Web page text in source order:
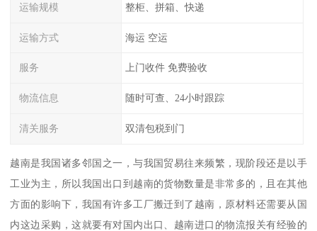
运输规模 整柜、拼箱、快递
运输方式 海运 空运
服务 上门收件 免费验收
物流信息 随时可查、24小时跟踪
清关服务 双清包税到门
越南是我国诸多邻国之一，与我国贸易往来频繁，现阶段还是以手
工业为主，所以我国出口到越南的货物数量是非常多的，且在其他
方面的影响下，我国有许多工厂搬迁到了越南，原材料还需要从国
内这边采购，这就要有对国内出口、越南进口的物流报关有经验的